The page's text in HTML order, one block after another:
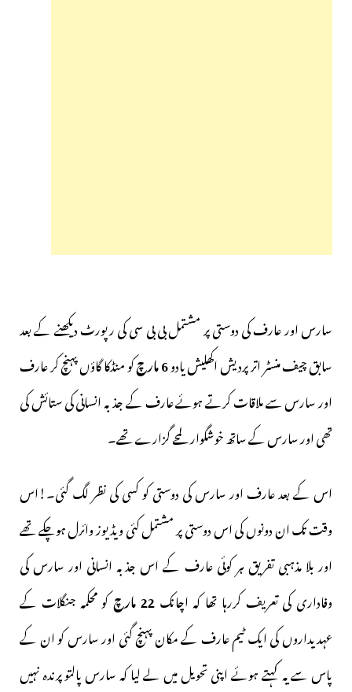
سارس اور عارف کی دوستی پر مشتمل بی بی سی کی رپورٹ دیکھنے کے بعد
سابق چیف منسٹر اتر پردیش اکھلیش یادو6 مارچ
کو منڈکا گاؤں پہنچ کر عارف
اور سارس سے ملاقات کرتے ہوئے عارف کے جذبہ انسانی کی ستائش کی
تھی اور سارس کے ساتھ خوشگوار لمحے گزارے تھے۔
اس کے بعد عارف اور سارس کی دوستی کو کسی کی نظر لگ گئی۔!اس
وقت تک ان دونوں کی اس دوستی پر مشتمل کئی ویڈیوز وائرل ہوچکے تھے
اور بلا مذہبی تفریق ہر کوئی عارف کے اس جذبہ انسانی اور سارس کی
وفاداری کی تعریف کررہا تھا کہ اچانک22 مارچ
کو محکمہ جنگلات کے
عہدیداروں کی ایک ٹیم عارف کے مکان پہنچ گئی اور سارس کو ان کے
پاس سے یہ کہتے ہوئے اپنی تحویل میں لے لیا کہ سارس پالتو پرندہ نہیں